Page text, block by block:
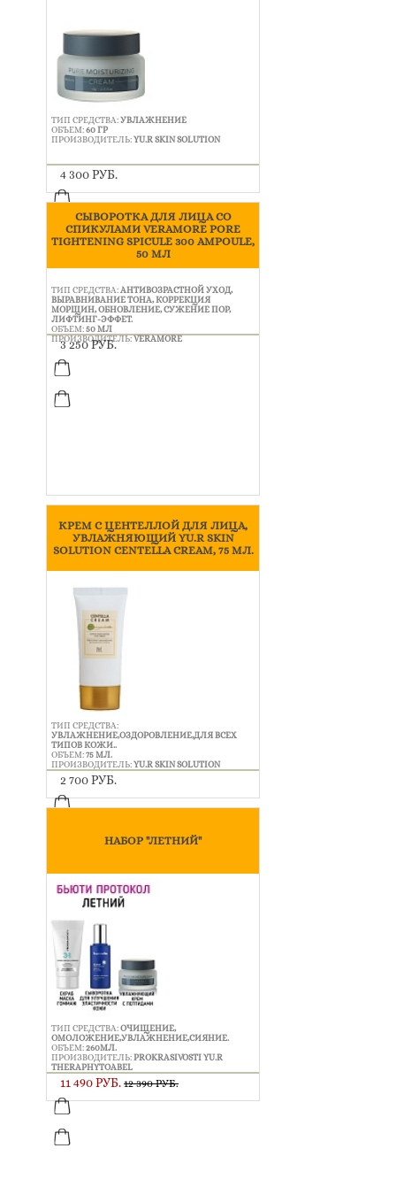
ТИП СРЕДСТВА:УВЛАЖНЕНИЕ
ОБЪЕМ:60 ГР
ПРОИЗВОДИТЕЛЬ:YU.R SKIN SOLUTION
4 300 РУБ.
СЫВОРОТКА ДЛЯ ЛИЦА СО
СПИКУЛАМИ VERAMORE PORE
TIGHTENING SPICULE 300 AMPOULE,
50 МЛ
ТИП СРЕДСТВА: АНТИВОЗРАСТНОЙ УХОД,
ВЫРАВНИВАНИЕ ТОНА, КОРРЕКЦИЯ
МОРЩИН, ОБНОВЛЕНИЕ, СУЖЕНИЕ ПОР,
ЛИФТИНГ-ЭФФЕТ.
ОБЪЕМ:50 МЛ
ПРОИЗВОДИТЕЛЬ:VERAMORE
3 250 РУБ.
КРЕМ С ЦЕНТЕЛЛОЙ ДЛЯ ЛИЦА,
УВЛАЖНЯЮЩИЙ YU.R SKIN
SOLUTION CENTELLA CREAM, 75 МЛ.
ТИП СРЕДСТВА:
УВЛАЖНЕНИЕ,ОЗДОРОВЛЕНИЕ,ДЛЯ ВСЕХ
ТИПОВ КОЖИ..
ОБЪЕМ:75 МЛ.
ПРОИЗВОДИТЕЛЬ:YU.R SKIN SOLUTION
2 700 РУБ.
НАБОР "ЛЕТНИЙ"
ТИП СРЕДСТВА:ОЧИЩЕНИЕ,
ОМОЛОЖЕНИЕ,УВЛАЖНЕНИЕ,СИЯНИЕ.
ОБЪЕМ:260МЛ.
ПРОИЗВОДИТЕЛЬ:PROKRASIVOSTI YU.R
THERAPHYTOABEL
11 490 РУБ. 12 390 РУБ.